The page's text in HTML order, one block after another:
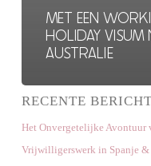
MET EEN
HOLIDAY VISUM
AUSTRALIE
RECENTE
Het Onvergetelijke Avontuur
Vrijwilligerswerk in Spanje &